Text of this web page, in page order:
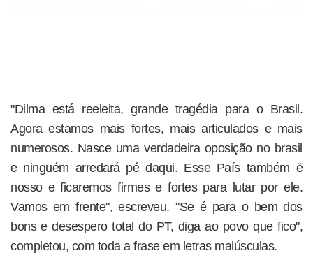
"Dilma está reeleita, grande tragédia para o Brasil.
Agora estamos mais fortes, mais articulados e mais
numerosos. Nasce uma verdadeira oposição no brasil
e ninguém arredará pé daqui. Esse País também ë
nosso e ficaremos firmes e fortes para lutar por ele.
Vamos em frente", escreveu. "Se é para o bem dos
bons e desespero total do PT, diga ao povo que fico",
completou, com toda a frase em letras maiúsculas.